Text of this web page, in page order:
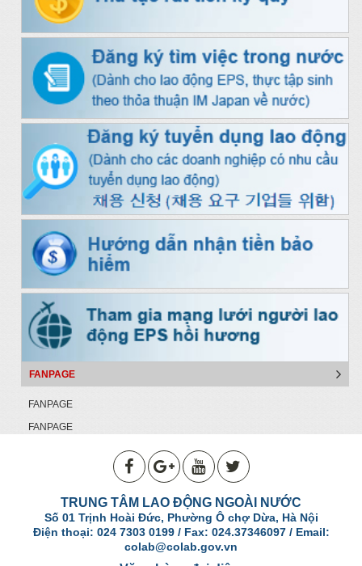
FANPAGE
FANPAGE
FANPAGE
TRUNG TÂM LAO ĐỘNG NGOÀI NƯỚC
Số 01 Trịnh Hoài Đức, Phường Ô chợ Dừa, Hà Nội
Điện thoại: 024 7303 0199 / Fax: 024.37346097 / Email:
colab@colab.gov.vn